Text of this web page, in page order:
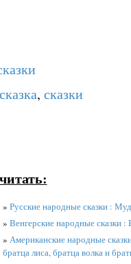
сказка, сказки
» Русские народные сказки :
» Венгерские народные сказки
» Американские народные
братца лиса, братца волка и